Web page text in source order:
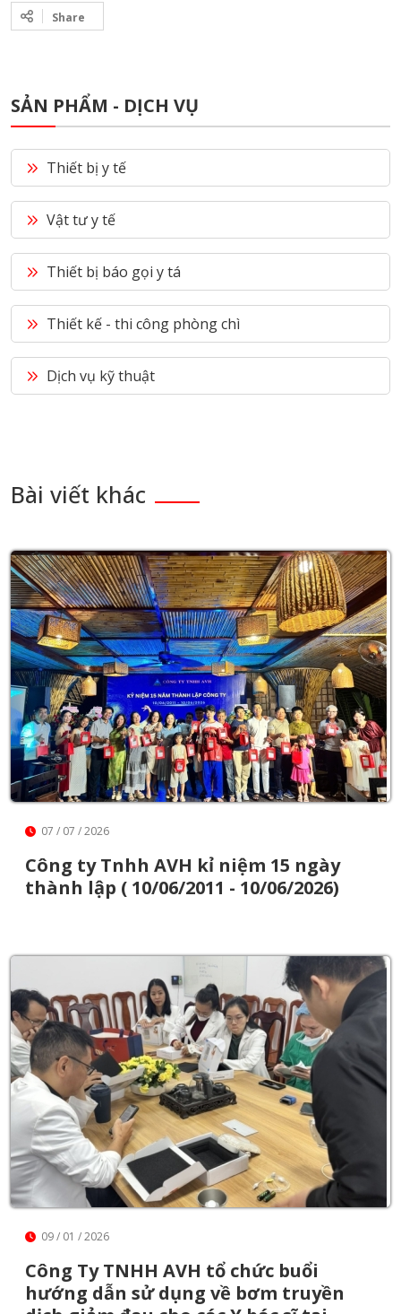
Share
SẢN PHẨM - DỊCH VỤ
Thiết bị y tế
Vật tư y tế
Thiết bị báo gọi y tá
Thiết kế - thi công phòng chì
Dịch vụ kỹ thuật
Bài viết khác
07 / 07 / 2026
Công ty Tnhh AVH kỉ niệm 15 ngày
thành lập ( 10/06/2011 - 10/06/2026)
09 / 01 / 2026
Công Ty TNHH AVH tổ chức buổi
hướng dẫn sử dụng về bơm truyền